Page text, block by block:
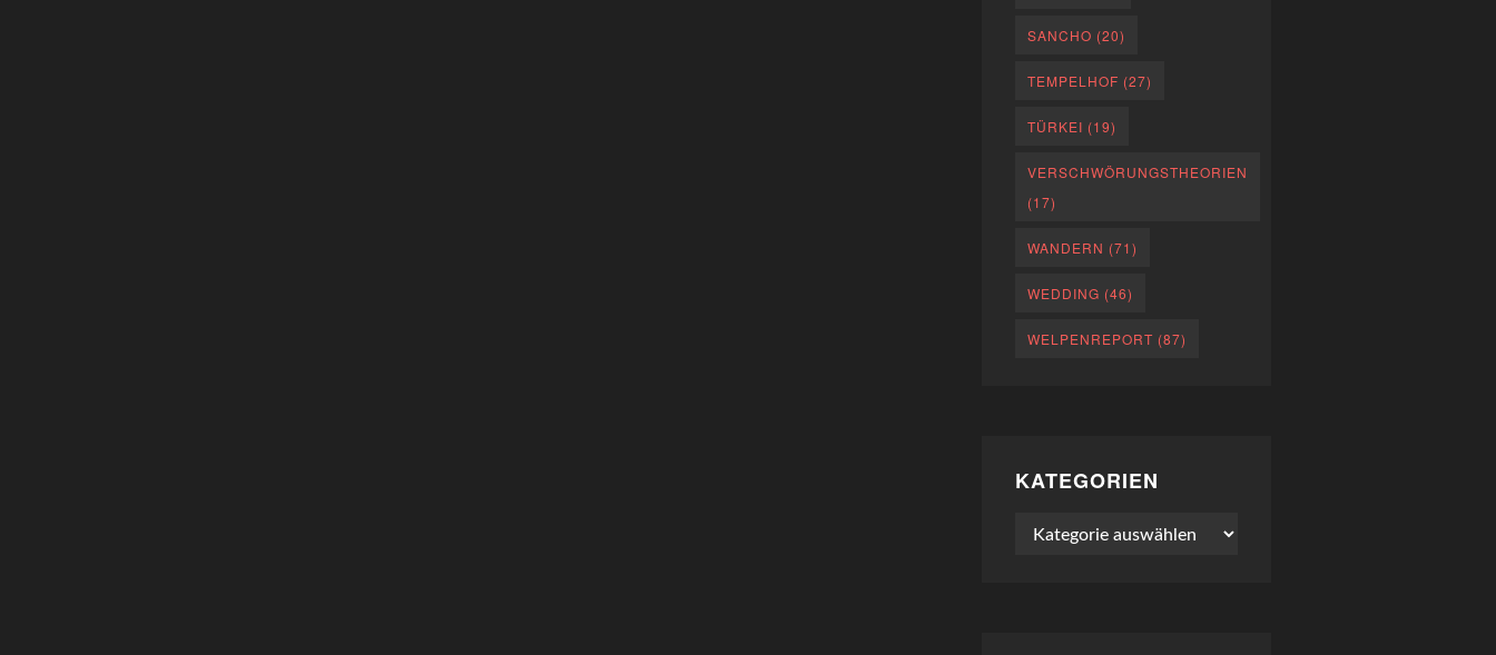
SANCHO (20)
TEMPELHOF (27)
TÜRKEI (19)
VERSCHWÖRUNGSTHEORIEN
(17)
WANDERN (71)
WEDDING (46)
WELPENREPORT (87)
KATEGORIEN
Kategorien